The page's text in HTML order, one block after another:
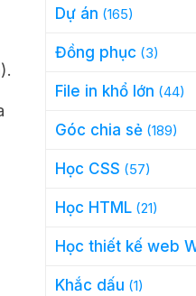
Dự án (165)
Đồng phục (3)
File in khổ lớn (44)
Góc chia sẻ(189)
Học CSS (57)
Học HTML(21)
Học thiết kế web
Khắc dấu (1)